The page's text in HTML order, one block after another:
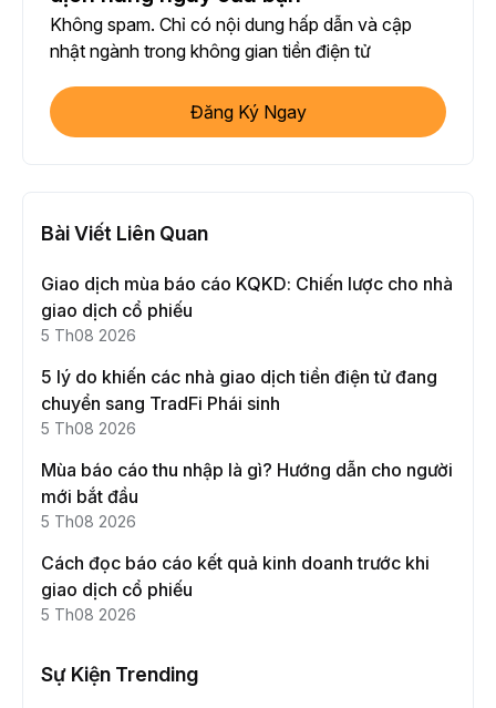
Không spam. Chỉ có nội dung hấp dẫn và cập
nhật ngành trong không gian tiền điện tử
Đăng Ký Ngay
Bài Viết Liên Quan
Giao dịch mùa báo cáo KQKD: Chiến lược cho nhà
giao dịch cổ phiếu
5 Th08 2026
5 lý do khiến các nhà giao dịch tiền điện tử đang
chuyển sang TradFi Phái sinh
5 Th08 2026
Mùa báo cáo thu nhập là gì? Hướng dẫn cho người
mới bắt đầu
5 Th08 2026
Cách đọc báo cáo kết quả kinh doanh trước khi
giao dịch cổ phiếu
5 Th08 2026
Sự Kiện Trending